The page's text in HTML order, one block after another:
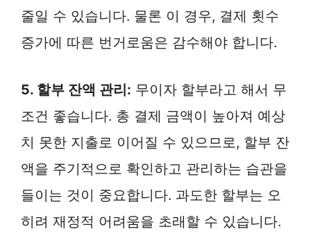
줄일 수 있습니다. 물론 이 경우, 결제 횟수
증가에 따른 번거로움은 감수해야 합니다.
5. 할부 잔액 관리: 무이자 할부라고 해서 무
조건 좋습니다. 총 결제 금액이 높아져 예상
치 못한 지출로 이어질 수 있으므로, 할부 잔
액을 주기적으로 확인하고 관리하는 습관을
들이는 것이 중요합니다. 과도한 할부는 오
히려 재정적 어려움을 초래할 수 있습니다.